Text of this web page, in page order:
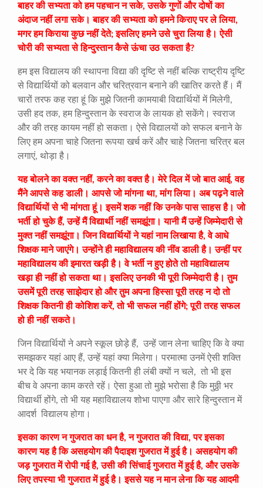
बाहर की सभ्यता को हम पहचान न सके, उसके गुणों और दोषों का
अंदाज नहीं लगा सके। बाहर की सभ्यता को हमने किराए पर ले लिया,
मगर हम किराया कुछ नहीं देते; इसलिए हमने उसे चुरा लिया है। ऐसी
चोरी की सभ्यता से हिन्दुस्तान कैसे ऊंचा उठ सकता है?
हम इस विद्यालय की स्थापना विद्या की दृष्टि से नहीं बल्कि राष्ट्रीय दृष्टि
से विद्यार्थियों को बलवान और चरित्रवान बनाने की खातिर करते हैं। मैं
चारों तरफ कह रहा हूं कि मुझे जितनी कामयाबी विद्यार्थियों में मिलेगी,
उसी हद तक, हम हिन्दुस्तान के स्वराज के लायक हो सकेंगे। स्वराज
और की तरह कायम नहीं हो सकता। ऐसे विद्यालयों को सफल बनाने के
लिए हम अपना चाहे जितना रूपया खर्च करें और चाहे जितना चरित्र बल
लगाएं, थोड़ा है।
यह बोलने का वक्त नहीं, करने का वक्त है। मेरे दिल में जो बात आई, वह
मैंने आपसे कह डाली। आपसे जो मांगना था, मांग लिया। अब पढ़ने वाले
विद्यार्थियों से भी मांगता हूं। इसमें शक नहीं कि उनके पास साहस है। जो
भर्ती हो चुके हैं, उन्हें मैं विद्यार्थी नहीं समझूंगा। यानी मैं उन्हें जिम्मेदारी से
मुक्त नहीं समझूंगा। जिन विद्यार्थियों ने यहां नाम लिखाया है, वे आधे
शिक्षक माने जाएंगे। उन्होंने ही महाविद्यालय की नींव डाली है। उन्हीं पर
महाविद्यालय की इमारत खड़ी है। वे भर्ती न हुए होते तो महाविद्यालय
खड़ा ही नहीं हो सकता था। इसलिए उनकी भी पूरी जिम्मेदारी है। तुम
उसमें पूरी तरह साझेदार हो और तुम अपना हिस्सा पूरी तरह न दो तो
शिक्षक कितनी ही कोशिश करें, तो भी सफल नहीं होंगे; पूरी तरह सफल
हो ही नहीं सकते।
जिन विद्यार्थियों ने अपने स्कूल छोड़े हैं, उन्हें जान लेना चाहिए कि वे क्या
समझकर यहां आए हैं, उन्हें यहां क्या मिलेगा। परमात्मा उनमें ऐसी शक्ति
भर दे कि यह भयानक लड़ाई कितनी ही लंबी क्यों न चले, तो भी इस
बीच वे अपना काम करते रहें। ऐसा हुआ तो मुझे भरोसा है कि मुठ्ठी भर
विद्यार्थी होंगे, तो भी यह महाविद्यालय शोभा पाएगा और सारे हिन्दुस्तान में
आदर्श विद्यालय होगा।
इसका कारण न गुजरात का धन है, न गुजरात की विद्या, पर इसका
कारण यह है कि असहयोग की पैदाइश गुजरात में हुई है। असहयोग की
जड़ गुजरात में रोपी गई है, उसी की सिंचाई गुजरात में हुई है, और उसके
लिए तपस्या भी गुजरात में हुई है। इससे यह न मान लेना कि यह आदमी